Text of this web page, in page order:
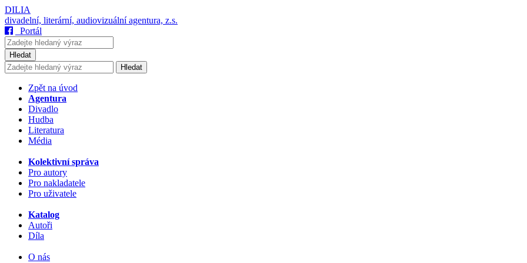
DILIA
divadelní, literární, audiovizuální agentura, z.s.
Portál
Hledat
Hledat
Zpět na úvod
Agentura
Divadlo
Hudba
Literatura
Média
Kolektivní správa
Pro autory
Pro nakladatele
Pro uživatele
Katalog
Autoři
Díla
O nás